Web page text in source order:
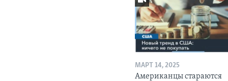
МАРТ 14, 2025
Американцы стараются